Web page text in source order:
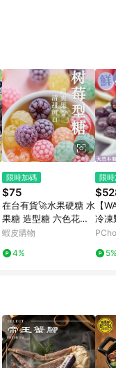
商品，將無法獲
4. 如取消訂
發票金額計算，
用東森購物
透金、東森現金
之結帳頁面
點數」機制(特
一商品不論件數
回饋機制為準。
新會有時間差，
ETMall銷售網
，請務必於訂單
天(含)以上進
限指定商品使
品與使用條件
限時加碼
$75
在台有貨🚀水果硬糖 水
果糖 造型糖 六色花瓣
水果糖水果味硬糖高顔
高檔混裝
蝦皮購物
4%
限
【
冷凍
0g/